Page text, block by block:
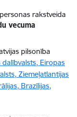
rakstveida
vecuma
pilsonība
dalībvalsts, Eiropas
Ziemeļatlantijas
Brazīlijas,